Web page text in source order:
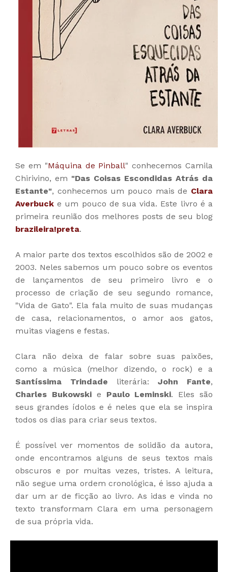
Se em "Máquina de Pinball" conhecemos Camila
Chirivino, em "Das Coisas Escondidas Atrás da
Estante", conhecemos um pouco mais de Clara
Averbuck e um pouco de sua vida. Este livro é a
primeira reunião dos melhores posts de seu blog
brazileira!preta.
A maior parte dos textos escolhidos são de 2002 e
2003. Neles sabemos um pouco sobre os eventos
de lançamentos de seu primeiro livro e o
processo de criação de seu segundo romance,
"Vida de Gato". Ela fala muito de suas mudanças
de casa, relacionamentos, o amor aos gatos,
muitas viagens e festas.
Clara não deixa de falar sobre suas paixões,
como a música (melhor dizendo, o rock) e a
Santíssima Trindade literária: John Fante,
Charles Bukowski e Paulo Leminski. Eles são
seus grandes ídolos e é neles que ela se inspira
todos os dias para criar seus textos.
É possível ver momentos de solidão da autora,
onde encontramos alguns de seus textos mais
obscuros e por muitas vezes, tristes. A leitura,
não segue uma ordem cronológica, é isso ajuda a
dar um ar de ficção ao livro. As idas e vinda no
texto transformam Clara em uma personagem
de sua própria vida.